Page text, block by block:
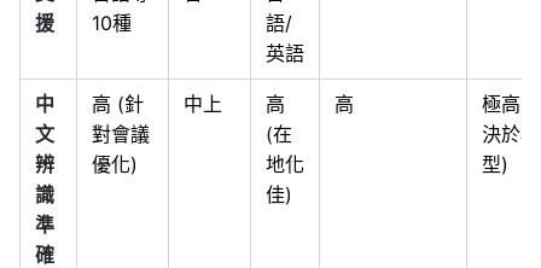
援
10種
語/
英語
中
文
辨
識
準
確
高 (針
對會議
優化)
中上
高
(在
地化
佳)
高
極高 (
決於模
型)